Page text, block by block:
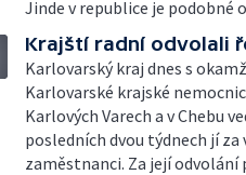
Jinde v republice je podobné
Krajští radní odvolali
Karlovarský kraj dnes s
Karlovarské krajské
Karlových Varech a v Chebu
posledních dvou týdnech jí
zaměstnanci. Za její